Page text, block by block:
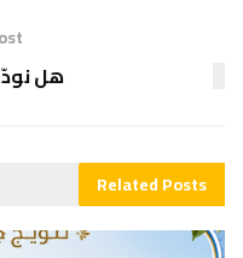
هل
RelatedPosts